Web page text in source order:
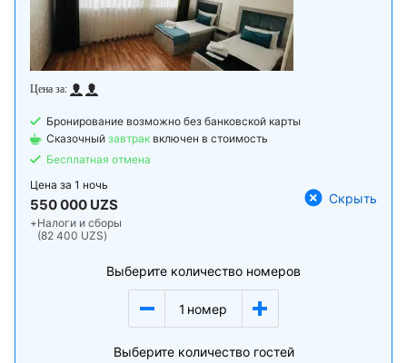
Бронирование возможно без банковской карты
Сказочный завтрак включен в стоимость
Бесплатная отмена
Цена за 1 ночь
550 000 UZS
+Налоги и сборы
(82 400 UZS)
Скрыть
Выберите количество номеров
1 номер
Выберите количество гостей